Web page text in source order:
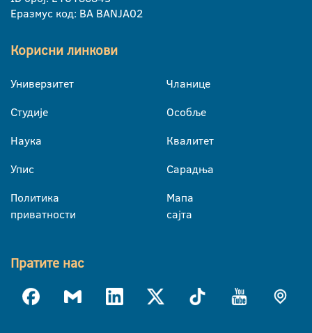
Еразмус код: BA BANJA02
Корисни линкови
Универзитет
Студије
Наука
Упис
Политика
приватности
Чланице
Особље
Квалитет
Сарадња
Мапа
сајта
Пратите нас